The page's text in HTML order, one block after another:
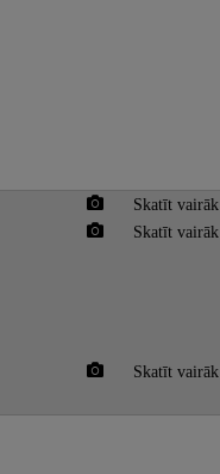
Skatīt vairāk
Skatīt vairāk
Skatīt vairāk